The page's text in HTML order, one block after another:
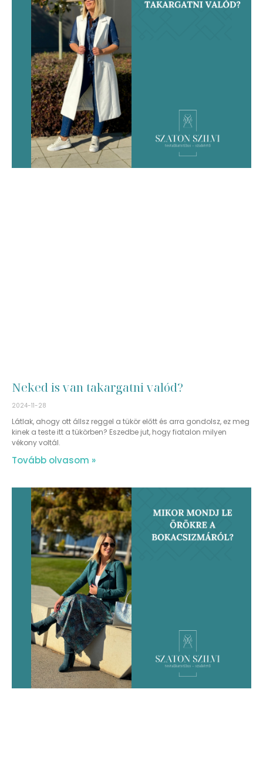
Neked is van takargatni valód?
2024-11-28
Látlak, ahogy ott állsz reggel a tükör előtt és arra gondolsz, ez meg
kinek a teste itt a tükörben? Eszedbe jut, hogy fiatalon milyen
vékony voltál.
Tovább olvasom »